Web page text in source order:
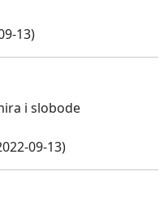
13)
i slobode
09-13)